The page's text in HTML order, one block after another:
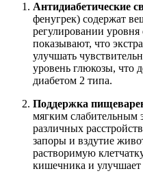
Антидиабетические
фенугрек) содержат
регулировании
показывают, что
улучшать
уровень глюкозы, что
диабетом 2 типа.
Поддержка
мягким слабительным
различных
запоры и вздутие
растворимую
кишечника и